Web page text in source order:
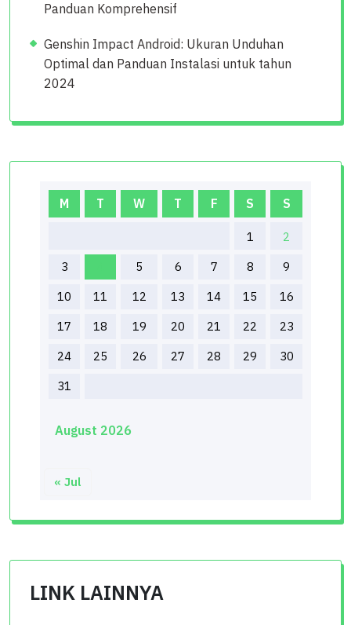
Panduan Komprehensif
Genshin Impact Android: Ukuran Unduhan
Optimal dan Panduan Instalasi untuk tahun
2024
August 2026
M T W T F S S
1
2
3
5 6 7 8
9
10
11 12 13 14 15
16
17
18 19 20 21 22
23
24
25 26 27 28 29
30
31
« Jul
LINK LAINNYA